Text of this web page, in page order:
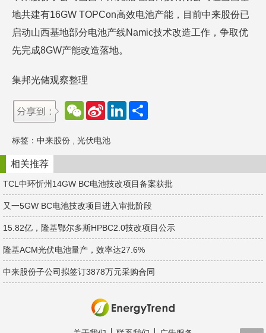
地共建有16GW TOPCon高效电池产能，目前中来股份已
启动山西基地部分电池产线Namic技术改造工作，争取优
先完成8GW产能改造落地。
集邦光储观察整理
W
e
a
t
S
a
W
e
b
o
L
d
n
标签： 中来股份 光伏电池
相关推荐
TCL中环忻州14GW BC电池技改项目备案获批
又一5GW BC电池技改项目进入审批阶段
15.82亿，隆基鄂尔多斯HPBC2.0技改项目公示
隆基ACM光伏电池量产，效率达27.6%
中来股份子公司拟签订3878万元采购合同